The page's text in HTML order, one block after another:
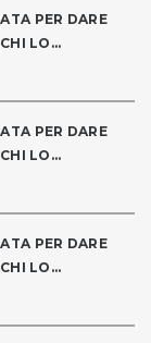
PER DARE
LO...
PER DARE
LO...
PER DARE
LO...